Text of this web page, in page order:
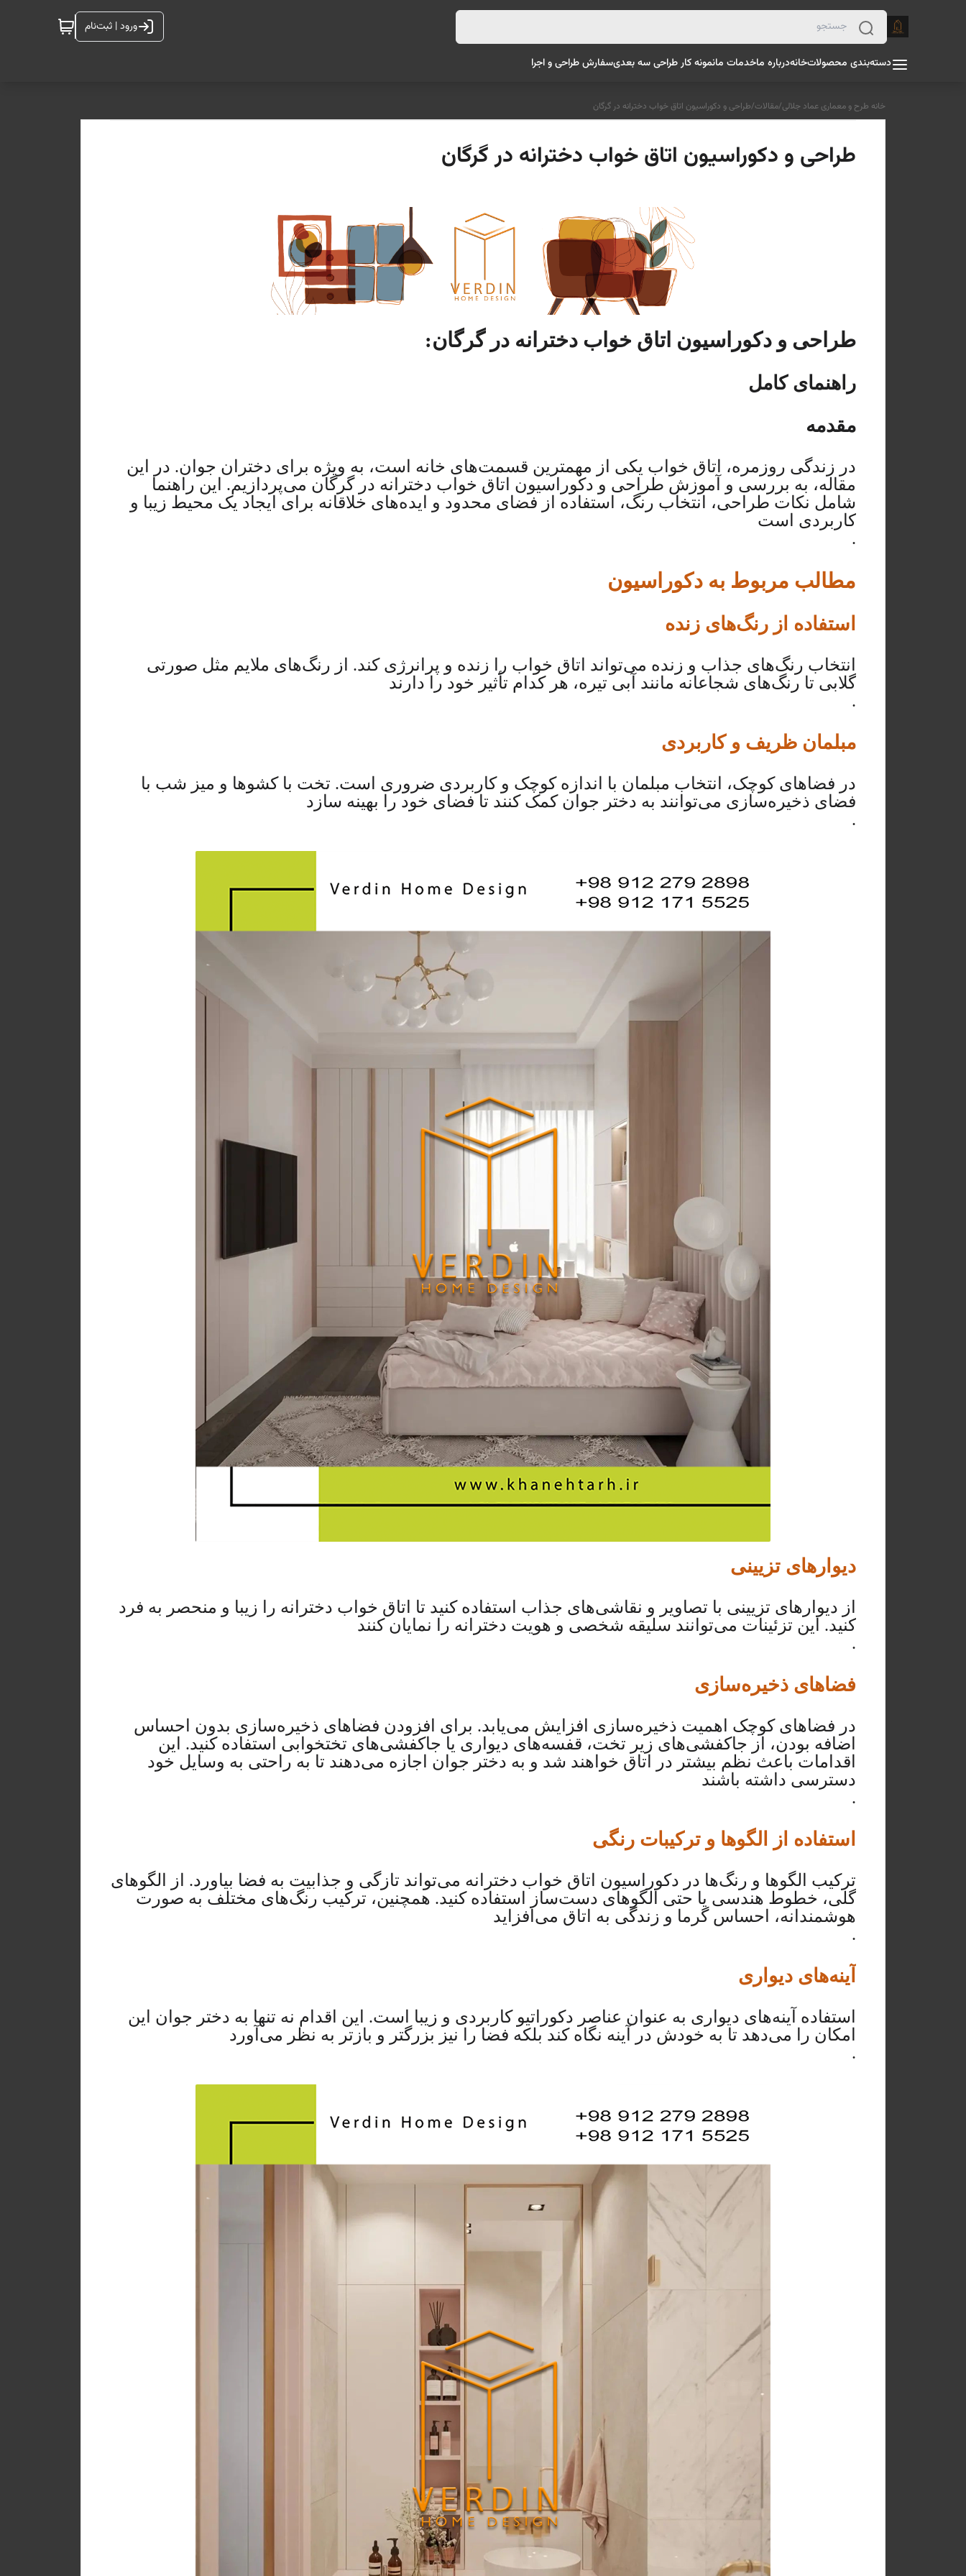
ورود | ثبت‌نام
دسته‌بندی محصولاتخانهدرباره ماخدمات مانمونه کار طراحی سه بعدیسفارش طراحی و اجرا
خانه طرح و معماری عماد جلالی/مقالات/طراحی و دکوراسیون اتاق خواب دخترانه در گرگان
طراحی و دکوراسیون اتاق خواب دخترانه در گرگان
طراحی و دکوراسیون اتاق خواب دخترانه در گرگان:
راهنمای کامل
مقدمه
در زندگی روزمره، اتاق خواب یکی از مهمترین قسمت‌های خانه است، به ویژه برای دختران جوان. در این
مقاله، به بررسی و آموزش طراحی و دکوراسیون اتاق خواب دخترانه در گرگان می‌پردازیم. این راهنما
شامل نکات طراحی، انتخاب رنگ، استفاده از فضای محدود و ایده‌های خلاقانه برای ایجاد یک محیط زیبا و
کاربردی است
.
مطالب مربوط به دکوراسیون
استفاده از رنگ‌های زنده
انتخاب رنگ‌های جذاب و زنده می‌تواند اتاق خواب را زنده و پرانرژی کند. از رنگ‌های ملایم مثل صورتی
گلابی تا رنگ‌های شجاعانه مانند آبی تیره، هر کدام تأثیر خود را دارند
.
مبلمان ظریف و کاربردی
در فضاهای کوچک، انتخاب مبلمان با اندازه کوچک و کاربردی ضروری است. تخت با کشوها و میز شب با
فضای ذخیره‌سازی می‌توانند به دختر جوان کمک کنند تا فضای خود را بهینه سازد
.
دیوارهای تزیینی
از دیوارهای تزیینی با تصاویر و نقاشی‌های جذاب استفاده کنید تا اتاق خواب دخترانه را زیبا و منحصر به فرد
کنید. این تزئینات می‌توانند سلیقه شخصی و هویت دخترانه را نمایان کنند
.
فضاهای ذخیره‌سازی
در فضاهای کوچک اهمیت ذخیره‌سازی افزایش می‌یابد. برای افزودن فضاهای ذخیره‌سازی بدون احساس
اضافه بودن، از جاکفشی‌های زیر تخت، قفسه‌های دیواری یا جاکفشی‌های تختخوابی استفاده کنید. این
اقدامات باعث نظم بیشتر در اتاق خواهند شد و به دختر جوان اجازه می‌دهند تا به راحتی به وسایل خود
دسترسی داشته باشند
.
استفاده از الگوها و ترکیبات رنگی
ترکیب الگوها و رنگ‌ها در دکوراسیون اتاق خواب دخترانه می‌تواند تازگی و جذابیت به فضا بیاورد. از الگوهای
گلی، خطوط هندسی یا حتی الگوهای دست‌ساز استفاده کنید. همچنین، ترکیب رنگ‌های مختلف به صورت
هوشمندانه، احساس گرما و زندگی به اتاق می‌افزاید
.
آینه‌های دیواری
استفاده آینه‌های دیواری به عنوان عناصر دکوراتیو کاربردی و زیبا است. این اقدام نه تنها به دختر جوان این
امکان را می‌دهد تا به خودش در آینه نگاه کند بلکه فضا را نیز بزرگتر و بازتر به نظر می‌آورد
.